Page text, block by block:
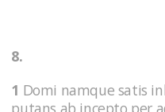
8.
1 Domi namque satis
putans ab incepto per